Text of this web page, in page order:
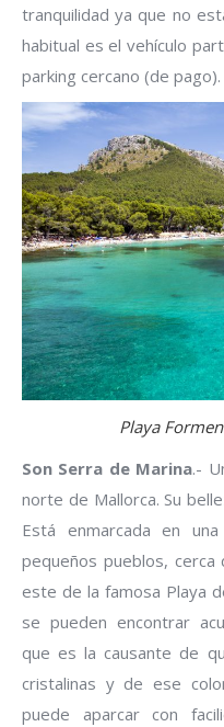
tranquilidad ya que no
habitual es el vehículo
parking cercano (de pago).
Playa
Son Serra de Marina.-
norte de Mallorca. Su
Está enmarcada en
pequeños pueblos, cerca
este de la famosa Playa
se pueden encontrar
que es la causante de
cristalinas y de ese
puede aparcar con